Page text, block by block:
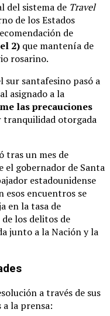
del sistema de Travel
de los Estados
de
2) que mantenía de
rosarino.
sur santafesino pasó a
asignado a la
las precauciones
tranquilidad otorgada
tras un mes de
el gobernador de Santa
estadounidense
esos encuentros se
en la tasa de
los delitos de
junto a la Nación y la
a través de sus
a la prensa: